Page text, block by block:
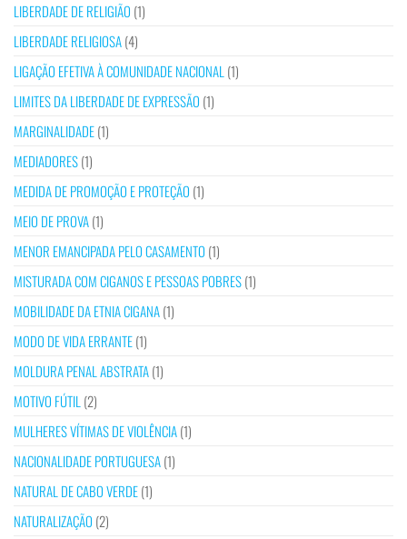
LIBERDADE DE RELIGIÃO (1)
LIBERDADE RELIGIOSA(4)
LIGAÇÃO EFETIVA À COMUNIDADE NACIONAL (1)
LIMITES DA LIBERDADE DE EXPRESSÃO (1)
MARGINALIDADE(1)
MEDIADORES(1)
MEDIDA DE PROMOÇÃO E PROTEÇÃO (1)
MEIO DE PROVA(1)
MENOR EMANCIPADA PELO CASAMENTO (1)
MISTURADA COM CIGANOS E PESSOAS POBRES(1)
MOBILIDADE DA ETNIA CIGANA(1)
MODO DE VIDA ERRANTE(1)
MOLDURA PENAL ABSTRATA(1)
MOTIVO FÚTIL (2)
MULHERES VÍTIMAS DE VIOLÊNCIA(1)
NACIONALIDADE PORTUGUESA(1)
NATURAL DE CABO VERDE(1)
NATURALIZAÇÃO (2)